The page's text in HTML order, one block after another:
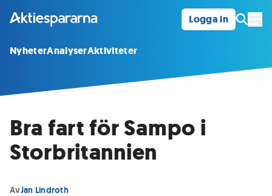
Logga in
NyheterAnalyserAktiviteter
Bra fart för Sampo i
Storbritannien
AvJan Lindroth